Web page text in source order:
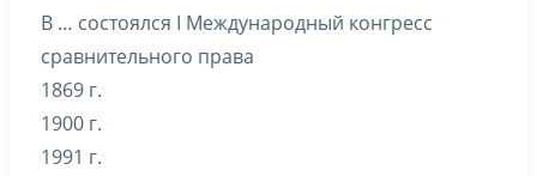
В … состоялся I Международный конгресс
сравнительного права
1869 г.
1900 г.
1991 г.